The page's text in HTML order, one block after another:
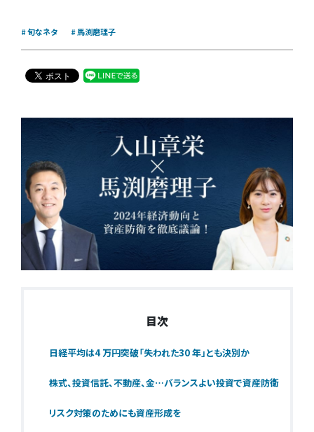
旬なネタ 馬渕磨理子
目次
日経平均は4 万円突破「失われた30 年」とも決別か
株式、投資信託、不動産、金…バランスよい投資で資産防衛
リスク対策のためにも資産形成を